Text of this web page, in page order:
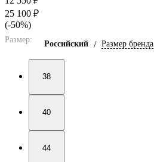
25 100 ₽
(-50%)
Размер: Российский / Размер бренда
38
40
44